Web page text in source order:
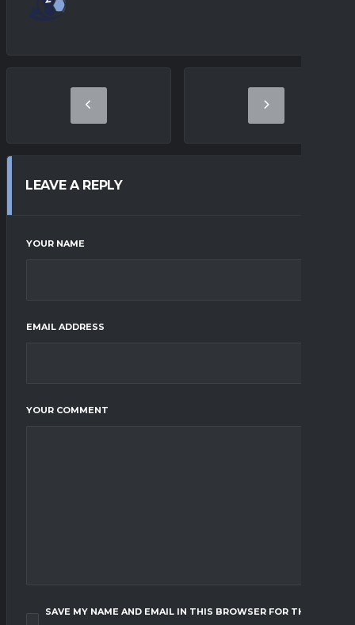
LEAVE A REPLY
YOUR NAME
EMAIL ADDRESS
YOUR COMMENT
SAVE MY NAME AND EMAIL IN THIS BROWSER FOR THE